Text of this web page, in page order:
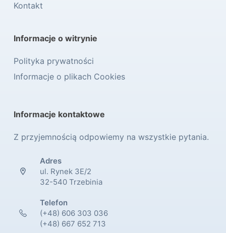
Kontakt
Informacje o witrynie
Polityka prywatności
Informacje o plikach Cookies
Informacje kontaktowe
Z przyjemnością odpowiemy na wszystkie pytania.
Adres
ul. Rynek 3E/2
32-540 Trzebinia
Telefon
(+48) 606 303 036
(+48) 667 652 713